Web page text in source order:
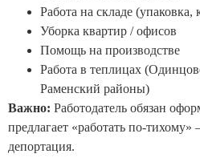
Работа на складе (упаковка,
Уборка квартир / офисов
Помощь на производстве
Работа в теплицах
Раменский районы)
Важно: Работодатель обязан
предлагает «работать по-
депортация.